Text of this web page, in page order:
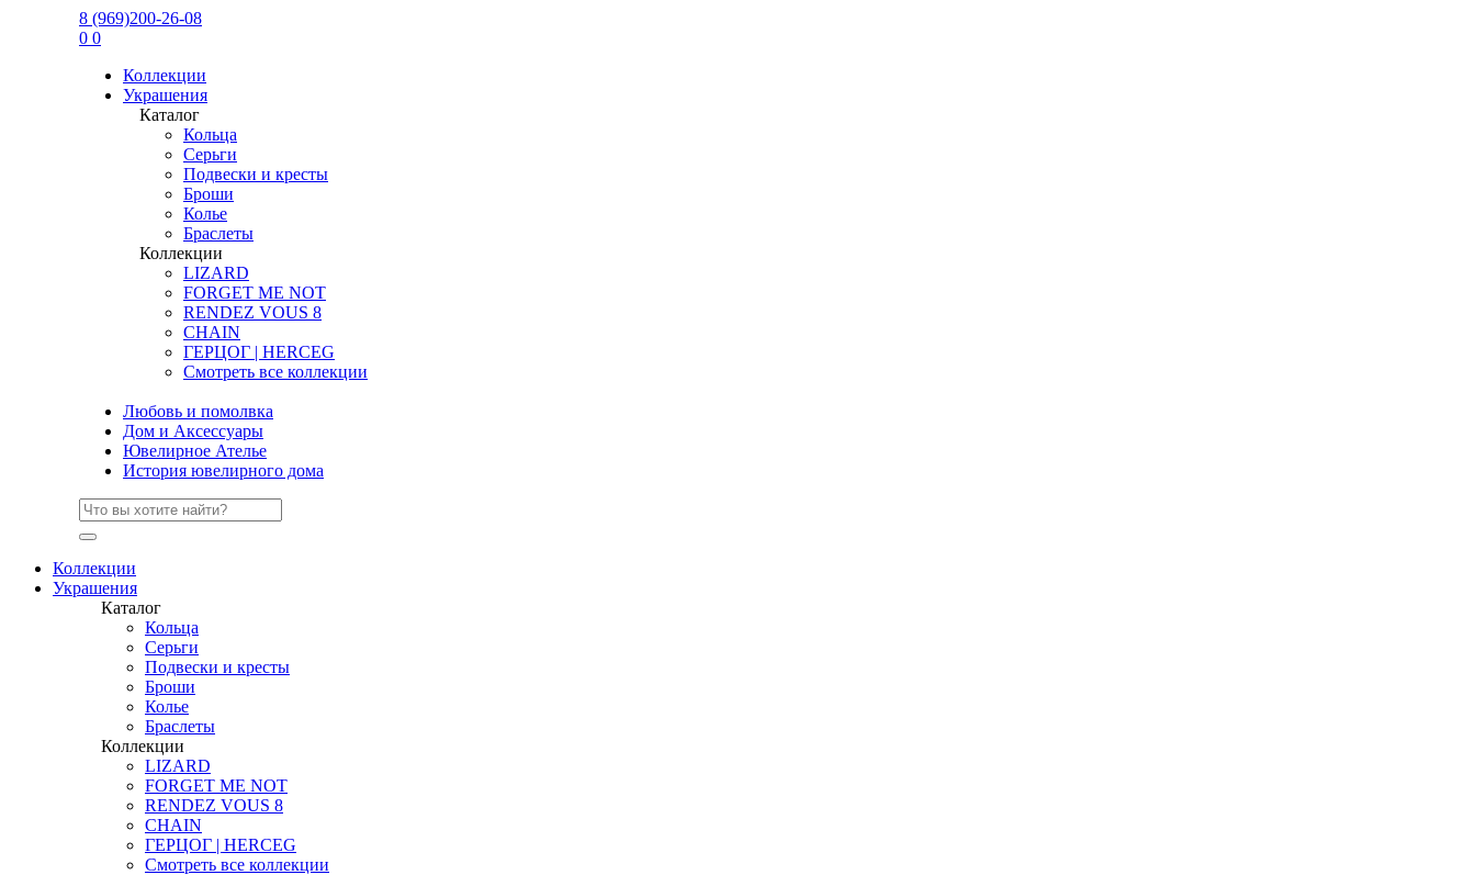
8 (969)200-26-08
0 0
Коллекции
Украшения
Каталог
Кольца
Серьги
Подвески и кресты
Броши
Колье
Браслеты
Коллекции
LIZARD
FORGET ME NOT
RENDEZ VOUS 8
CHAIN
ГЕРЦОГ | HERCEG
Смотреть все коллекции
Любовь и помолвка
Дом и Аксессуары
Ювелирное Ателье
История ювелирного дома
Коллекции
Украшения
Каталог
Кольца
Серьги
Подвески и кресты
Броши
Колье
Браслеты
Коллекции
LIZARD
FORGET ME NOT
RENDEZ VOUS 8
CHAIN
ГЕРЦОГ | HERCEG
Смотреть все коллекции